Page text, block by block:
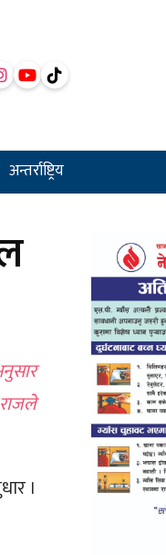
अन्तर्राष्ट्रिय
।